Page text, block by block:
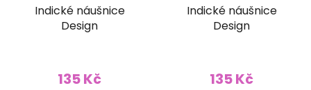
Indické náušnice
Design
135 Kč
Indické náušnice
Design
135 Kč